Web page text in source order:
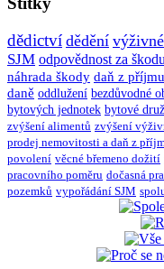
dědictví dědění výživné
SJM odpovědnost za škodu
náhrada škody daň z příjmu
daně oddlužení bezdůvodné
bytových jednotek bytové
zvýšení alimentů zvýšení
prodej nemovitosti a daň z
povolení věcné břemeno dožití
pracovního poměru dočasná
pozemků vypořádání SJM